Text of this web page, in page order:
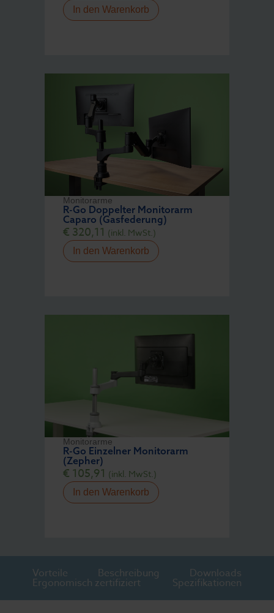
In den Warenkorb
Monitorarme
R-Go Doppelter Monitorarm
Caparo (Gasfederung)
€ 320,11 (inkl. MwSt.)
In den Warenkorb
Monitorarme
R-Go Einzelner Monitorarm
(Zepher)
€ 105,91 (inkl. MwSt.)
In den Warenkorb
Vorteile Beschreibung Downloads
Ergonomisch zertifiziert Spezifikationen